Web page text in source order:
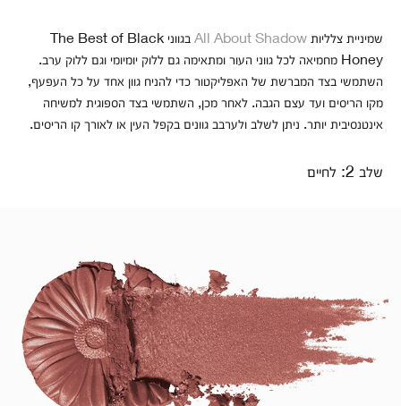
שמיניית צלליות All About Shadow
בגווני The Best of Black
Honey מחמיאה לכל גווני העור ומתאימה גם ללוק יומיומי וגם ללוק ערב.
השתמשי בצד המברשת של האפליקטור כדי להניח גוון אחד על כל העפעף,
מקו הריסים ועד עצם הגבה. לאחר מכן, השתמשי בצד הספוגית למשיחה
אינטנסיבית יותר. ניתן לשלב ולערבב גוונים בקפל העין או לאורך קו הריסים.
שלב 2: לחיים